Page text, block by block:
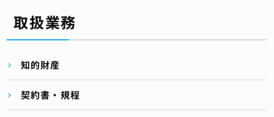
取扱業務
知的財産
契約書・規程